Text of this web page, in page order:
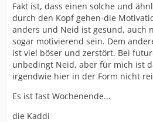
Fakt ist, dass einen solche und
durch den Kopf gehen-die
anders und Neid ist gesund, auch
sogar motivierend sein. Dem
ist viel böser und zerstört. Bei
unbedingt Neid, aber für mich ist
irgendwie hier in der Form nicht
Es ist fast Wochenende...
die Kaddi